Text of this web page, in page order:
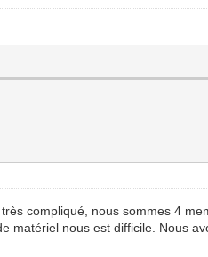
compliqué, nous sommes 4
matériel nous est difficile. Nous